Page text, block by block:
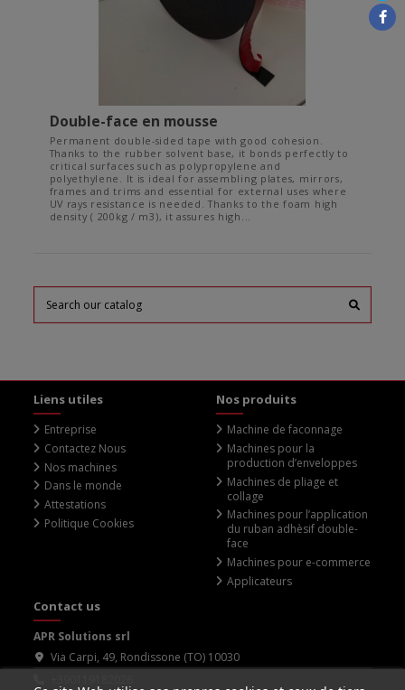
Double-face en mousse
Permanent double-sided tape with good cohesion.
Thanks to the rubber solvent base, it bonds perfectly to
critical surfaces such as polypropylene and
polyethylene. It is ideal for assembling plates, mirrors,
frames and trims and essential for external uses where
UV rays resistance is needed. Thanks to the foam high
density ( 200kg / m3), it assures high...
Liens utiles
Entreprise
Contactez Nous
Nos machines
Dans le monde
Attestations
Politique Cookies
Nos produits
Machine de faconnage
Machines pour la
production d’enveloppes
Machines de pliage et
collage
Machines pour l’application
du ruban adhèsif double-
face
Machines pour e-commerce
Applicateurs
Contact us
APR Solutions srl
Via Carpi, 49, Rondissone (TO) 10030